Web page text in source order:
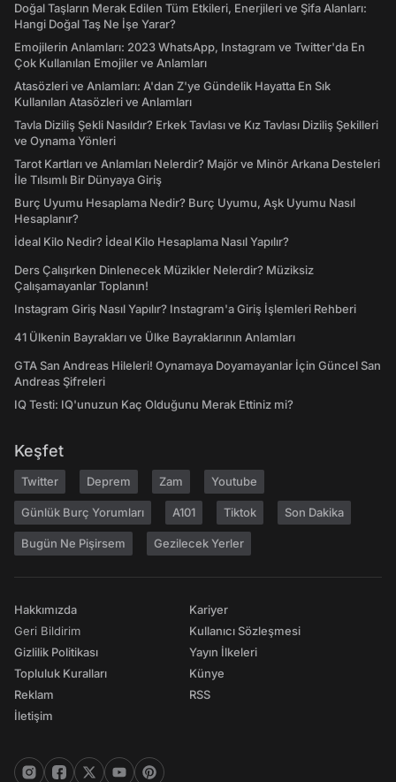
Doğal Taşların Merak Edilen Tüm Etkileri, Enerjileri ve Şifa Alanları:
Hangi Doğal Taş Ne İşe Yarar?
Emojilerin Anlamları: 2023 WhatsApp, Instagram ve Twitter'da En
Çok Kullanılan Emojiler ve Anlamları
Atasözleri ve Anlamları: A'dan Z'ye Gündelik Hayatta En Sık
Kullanılan Atasözleri ve Anlamları
Tavla Diziliş Şekli Nasıldır? Erkek Tavlası ve Kız Tavlası Diziliş Şekilleri
ve Oynama Yönleri
Tarot Kartları ve Anlamları Nelerdir? Majör ve Minör Arkana Desteleri
İle Tılsımlı Bir Dünyaya Giriş
Burç Uyumu Hesaplama Nedir? Burç Uyumu, Aşk Uyumu Nasıl
Hesaplanır?
İdeal Kilo Nedir? İdeal Kilo Hesaplama Nasıl Yapılır?
Ders Çalışırken Dinlenecek Müzikler Nelerdir? Müziksiz
Çalışamayanlar Toplanın!
Instagram Giriş Nasıl Yapılır? Instagram'a Giriş İşlemleri Rehberi
41 Ülkenin Bayrakları ve Ülke Bayraklarının Anlamları
GTA San Andreas Hileleri! Oynamaya Doyamayanlar İçin Güncel San
Andreas Şifreleri
IQ Testi: IQ'unuzun Kaç Olduğunu Merak Ettiniz mi?
Keşfet
Twitter Deprem Zam Youtube
Günlük Burç Yorumları A101 Tiktok Son Dakika
Bugün Ne Pişirsem Gezilecek Yerler
Hakkımızda
Geri Bildirim
Gizlilik Politikası
Topluluk Kuralları
Reklam
İletişim
Kariyer
Kullanıcı Sözleşmesi
Yayın İlkeleri
Künye
RSS